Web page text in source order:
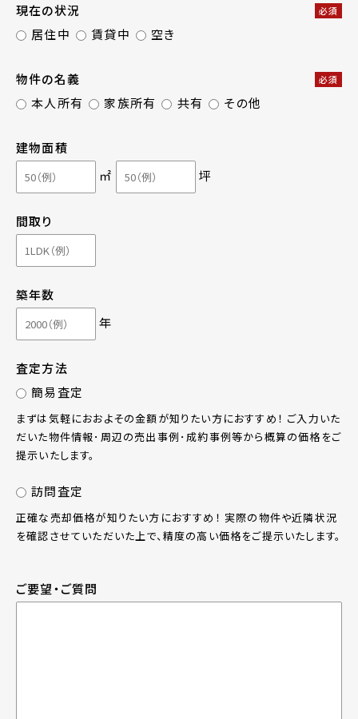
現在の状況 必須
居住中 賃貸中 空き
物件の名義 必須
本人所有 家族所有 共有 その他
建物面積
㎡
坪
間取り
築年数
年
査定方法
簡易査定
まずは気軽におおよその金額が知りたい方におすすめ！ ご入力いた
だいた物件情報･周辺の売出事例･成約事例等から概算の価格をご
提示いたします。
訪問査定
正確な売却価格が知りたい方におすすめ！ 実際の物件や近隣状況
を確認させていただいた上で、精度の高い価格をご提示いたします。
ご要望・ご質問